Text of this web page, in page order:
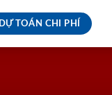
DỰ TOÁN CHI PHÍ